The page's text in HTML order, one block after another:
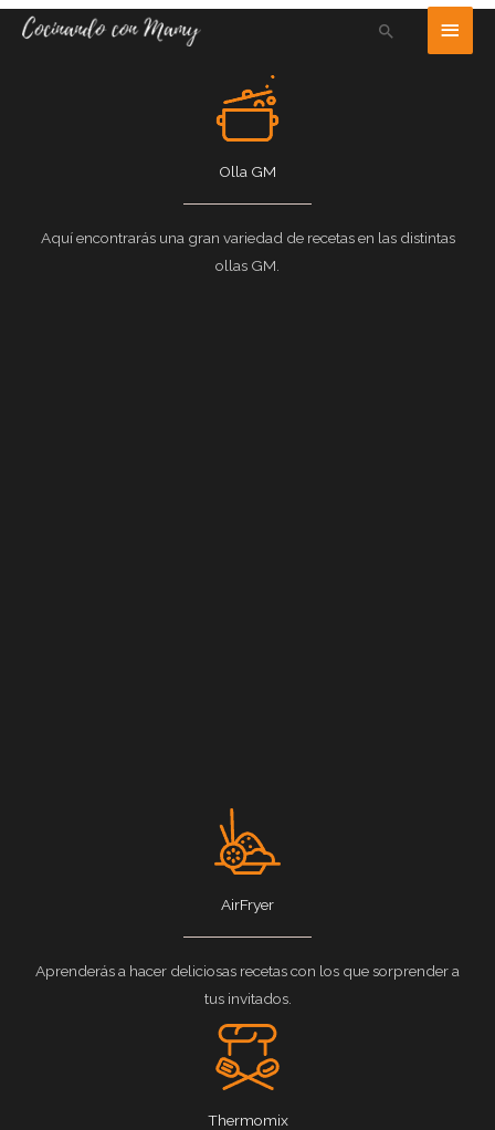
Ir
Buscar
Olla GM
Aquí encontrarás una gran variedad de recetas en las distintas
ollas GM.
AirFryer
Aprenderás a hacer deliciosas recetas con los que sorprender a
tus invitados.
Thermomix